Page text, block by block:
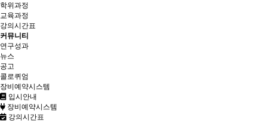
학위과정
교육과정
강의시간표
커뮤니티
연구성과
뉴스
공고
콜로퀴엄
장비예약시스템
입시안내
장비예약시스템
강의시간표